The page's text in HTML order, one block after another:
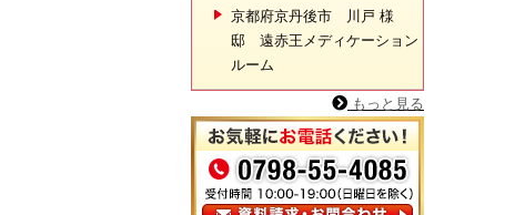
京都府京丹後市 川戸 様
邸 遠赤王メディケーション
ルーム
もっと見る